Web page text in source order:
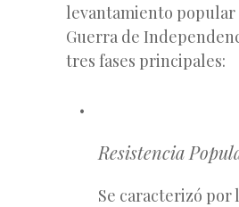
levantamiento popular
Guerra de
tres fases principales:
Resistencia
Se caracterizó por